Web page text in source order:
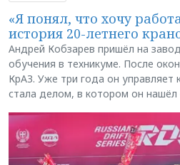
«Я понял, что хочу
история 20-летнего
Андрей Кобзарев пришёл на
обучения в техникуме. После
КрАЗ. Уже три года он управляет
стала делом, в котором он нашёл